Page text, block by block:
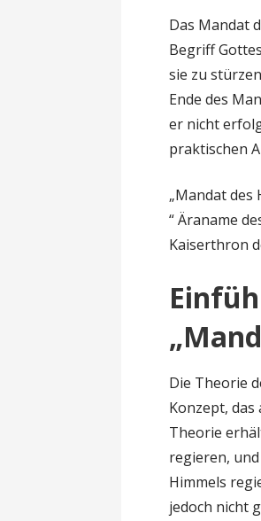
Das Mandat
Begriff
sie zu
Ende des
er nicht
praktischen
„Mandat des
“ Äraname
Kaiserthron
Die Theorie
Konzept, das
Theorie
regieren,
Himmels
jedoch nicht